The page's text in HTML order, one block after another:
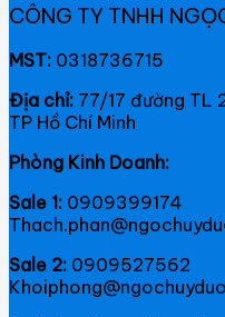
CÔNG TY TNHH
MST: 0318736715
Địa chỉ: 77/17 đường TL
TP Hồ Chí Minh
Phòng Kinh Doanh:
Sale 1:
Sale 2: